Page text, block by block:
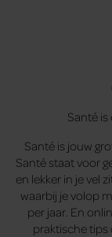
Santé is
Santé is jouw
Santé staat voor
en lekker in je vel
waarbij je volop
per jaar. En
praktische tips